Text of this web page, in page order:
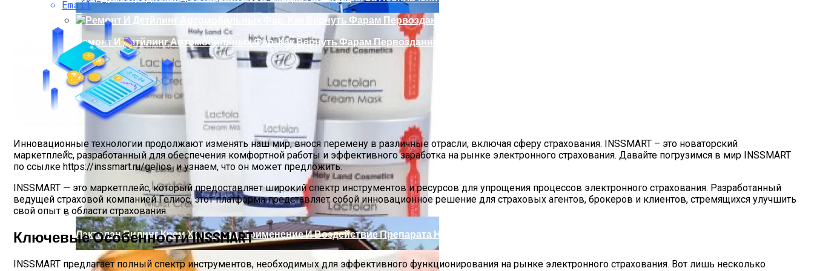
Что Такое Алюминиевые Фасадные Панели И Их Особенности
Лактолан Пилинг Крем Холи Ленд, Применение И Воздействие Препарата На Кожу
Ремонт И Детйлинг Автомобильных Фар: Как Вернуть Фарам Первозданный Вид
Email
Инновационные технологии продолжают изменять наш мир, внося перемену в различные отрасли, включая сферу страхования. INSSMART – это новаторский
маркетплейс, разработанный для обеспечения комфортной работы и эффективного заработка на рынке электронного страхования. Давайте погрузимся в мир INSSMART
по ссылке https://inssmart.ru/gelios и узнаем, что он может предложить.
INSSMART — это маркетплейс, который предоставляет широкий спектр инструментов и ресурсов для упрощения процессов электронного страхования. Разработанный
ведущей страховой компанией Гелиос, этот платформа представляет собой инновационное решение для страховых агентов, брокеров и клиентов, стремящихся улучшить
свой опыт в области страхования.
Ключевые Особенности INSSMART
INSSMART предлагает полный спектр инструментов, необходимых для эффективного функционирования на рынке электронного страхования. Вот лишь несколько